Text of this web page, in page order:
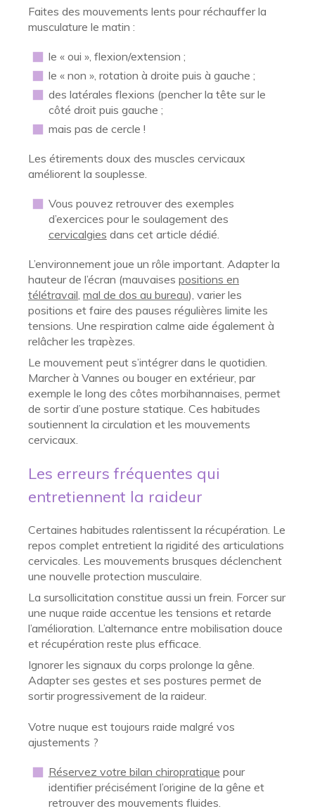
Faites des mouvements lents pour réchauffer la
musculature le matin :
le « oui », flexion/extension ;
le « non », rotation à droite puis à gauche ;
des latérales flexions (pencher la tête sur le
côté droit puis gauche ;
mais pas de cercle !
Les étirements doux des muscles cervicaux
améliorent la souplesse.
Vous pouvez retrouver des exemples
d’exercices pour le soulagement des
cervicalgies dans cet article dédié.
L’environnement joue un rôle important. Adapter la
hauteur de l’écran (mauvaises positions en
télétravail mal de dos au bureau), varier les
positions et faire des pauses régulières limite les
tensions. Une respiration calme aide également à
relâcher les trapèzes.
Le mouvement peut s’intégrer dans le quotidien.
Marcher à Vannes ou bouger en extérieur, par
exemple le long des côtes morbihannaises, permet
de sortir d’une posture statique. Ces habitudes
soutiennent la circulation et les mouvements
cervicaux.
Les erreurs fréquentes qui
entretiennent la raideur
Certaines habitudes ralentissent la récupération. Le
repos complet entretient la rigidité des articulations
cervicales. Les mouvements brusques déclenchent
une nouvelle protection musculaire.
La sursollicitation constitue aussi un frein. Forcer sur
une nuque raide accentue les tensions et retarde
l’amélioration. L’alternance entre mobilisation douce
et récupération reste plus efficace.
Ignorer les signaux du corps prolonge la gêne.
Adapter ses gestes et ses postures permet de
sortir progressivement de la raideur.
Votre nuque est toujours raide malgré vos
ajustements ?
Réservez votre bilan chiropratique pour
identifier précisément l’origine de la gêne et
retrouver des mouvements fluides.